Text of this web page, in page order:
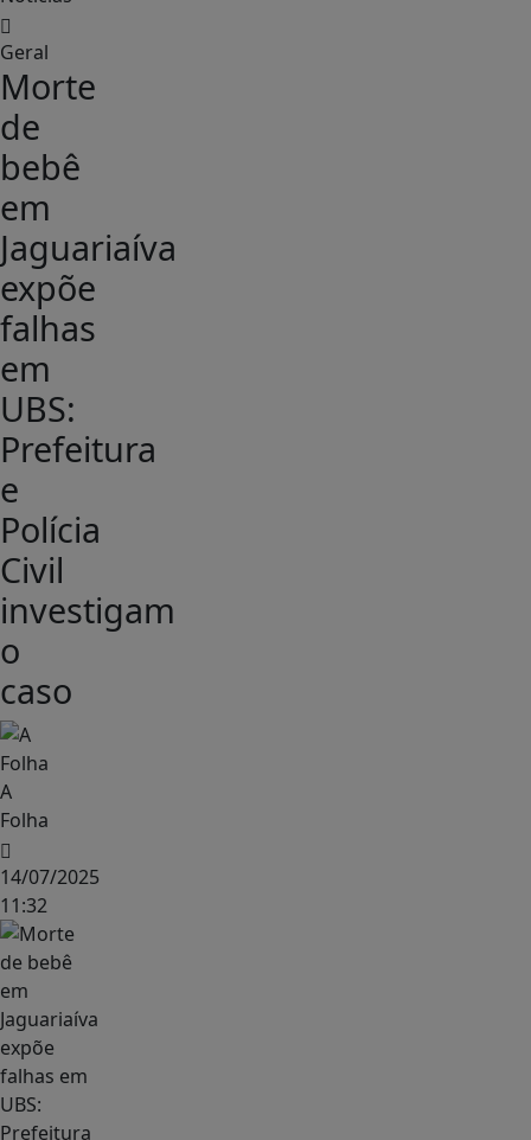
Geral
Morte
de
bebê
em
Jaguariaíva
expõe
falhas
em
UBS:
Prefeitura
e
Polícia
Civil
investigam
o
caso
A
Folha
14/07/2025
11:32